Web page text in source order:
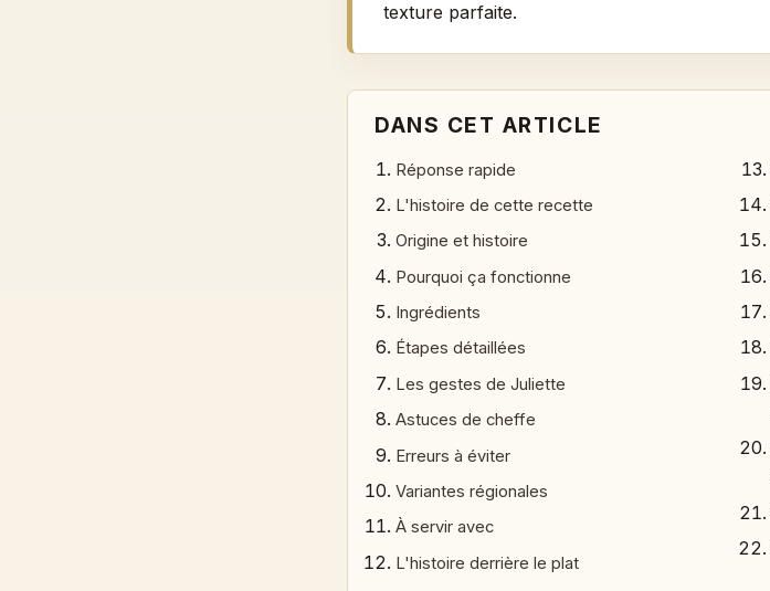
texture parfaite.
DANS CET ARTICLE
Réponse rapide
L'histoire de cette recette
Origine et histoire
Pourquoi ça fonctionne
Ingrédients
Étapes détaillées
Les gestes de Juliette
Astuces de cheffe
Erreurs à éviter
Variantes régionales
À servir avec
L'histoire derrière le plat